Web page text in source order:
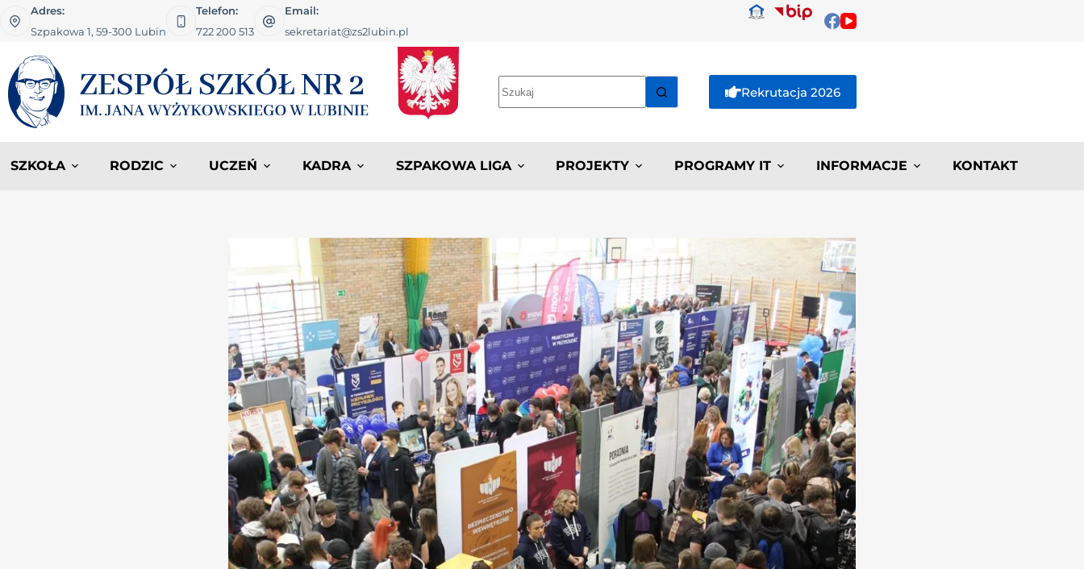
Adres:
Szpakowa 1, 59-300 Lubin
Telefon:
722 200 513
Email:
sekretariat@zs2lubin.pl
Rekrutacja 2026
SZKOŁA RODZIC UCZEŃ KADRA SZPAKOWA LIGA PROJEKTY PROGRAMY IT INFORMACJE KONTAKT